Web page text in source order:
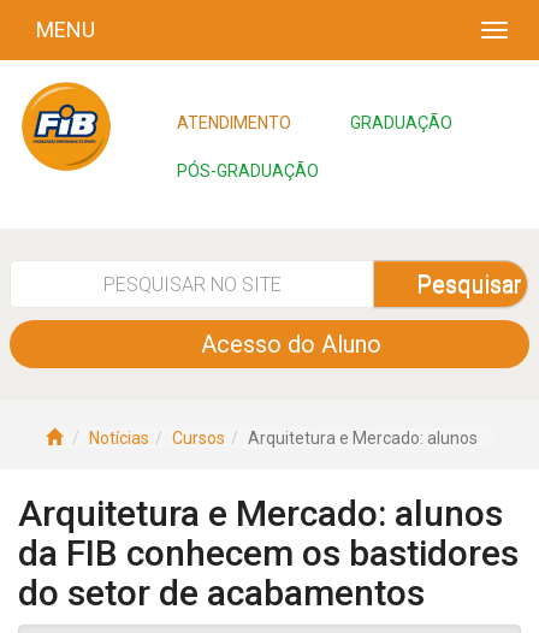
MENU
ATENDIMENTO GRADUAÇÃO
PÓS-GRADUAÇÃO
Pesquisar
Acesso do Aluno
Notícias Cursos Arquitetura e Mercado: alunos
Arquitetura e Mercado: alunos
da FIB conhecem os bastidores
do setor de acabamentos